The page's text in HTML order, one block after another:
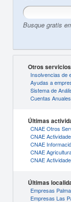
Busque gratis
Otros
Insolvencias de
Ayudas a
Sistema de
Cuentas Anuales
Últimas
CNAE Otros
CNAE
CNAE
CNAE
CNAE
Últimas
Empresas
Empresas Las